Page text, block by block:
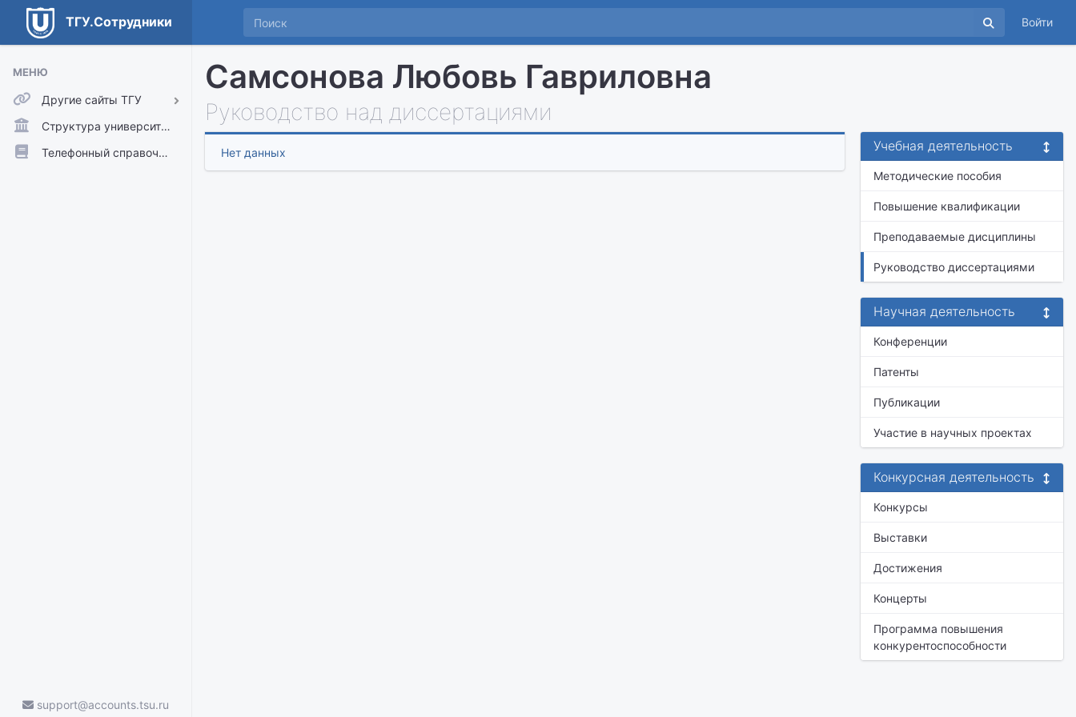
ТГУ.Сотрудники Войти
МЕНЮ
Другие сайты ТГУ
ТГУ.Аккаунты
ТГУ.Расписание
Структура университета
Телефонный справочник
support@accounts.tsu.ru
Самсонова Любовь Гавриловна
Руководство над диссертациями
Нет данных Учебная деятельность
Методические пособия
Повышение квалификации
Преподаваемые дисциплины
Руководство диссертациями
Научная деятельность
Конференции
Патенты
Публикации
Участие в научных проектах
Конкурсная деятельность
Конкурсы
Выставки
Достижения
Концерты
Программа повышения
конкурентоспособности